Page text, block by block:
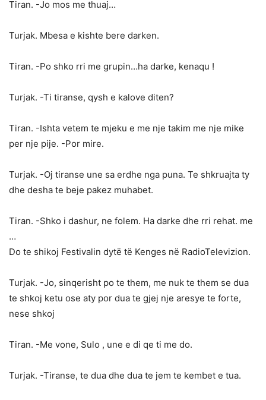
Tiran. -Jo mos me thuaj…
Turjak. Mbesa e kishte bere darken.
Tiran. -Po shko rri me grupin…ha darke, kenaqu !
Turjak. -Ti tiranse, qysh e kalove diten?
Tiran. -Ishta vetem te mjeku e me nje takim me nje mike
per nje pije. -Por mire.
Turjak. -Oj tiranse une sa erdhe nga puna. Te shkruajta ty
dhe desha te beje pakez muhabet.
Tiran. -Shko i dashur, ne folem. Ha darke dhe rri rehat. me
…
Do te shikoj Festivalin dytë të Kenges në RadioTelevizion.
Turjak. -Jo, sinqerisht po te them, me nuk te them se dua
te shkoj ketu ose aty por dua te gjej nje aresye te forte,
nese shkoj
Tiran. -Me vone, Sulo , une e di qe ti me do.
Turjak. -Tiranse, te dua dhe dua te jem te kembet e tua.